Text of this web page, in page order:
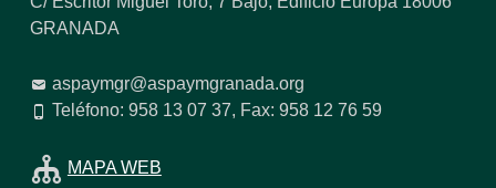
GRANADA
aspaymgr@aspaymgranada.org
Teléfono: 958 13 07 37, Fax: 958 12 76 59
MAPA WEB